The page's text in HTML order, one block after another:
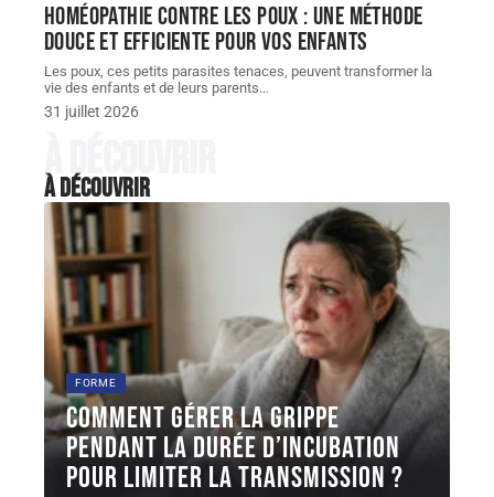
Homéopathie contre les poux : une méthode
douce et efficiente pour vos enfants
Les poux, ces petits parasites tenaces, peuvent transformer la
vie des enfants et de leurs parents…
31 juillet 2026
À découvrir
À découvrir
FORME
Comment gérer la grippe
pendant la durée d’incubation
pour limiter la transmission ?